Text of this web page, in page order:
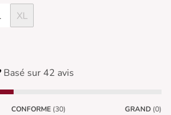
XL
Basé sur 42 avis
CONFORME (30) GRAND (0)